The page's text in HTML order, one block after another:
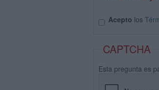
Acepto los
CAPTCHA
Esta pregunta es